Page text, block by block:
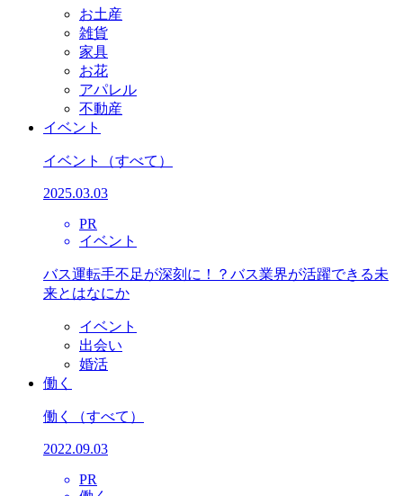
お土産
雑貨
家具
お花
アパレル
不動産
イベント
イベント （すべて）
2025.03.03
PR
イベント
バス運転手不足が深刻に！？バス業界が活躍できる未
来とはなにか
イベント
出会い
婚活
働く
働く （すべて）
2022.09.03
PR